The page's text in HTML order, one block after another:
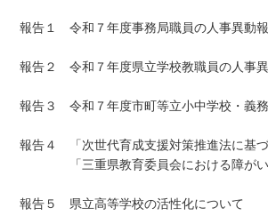
報告１ 令和７年度事務局職員の人事異動報
報告２ 令和７年度県立学校教職員の人事異
報告３ 令和７年度市町等立小中学校・義務
報告４ 「次世代育成支援対策推進法に基づ
「三重県教育委員会における障がい者
報告５ 県立高等学校の活性化について